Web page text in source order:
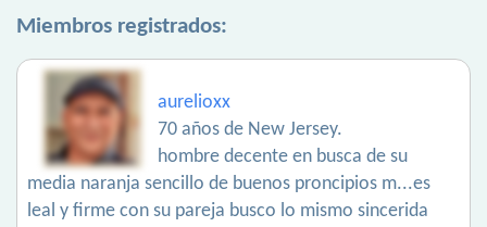
Miembros registrados:
aurelioxx
70 años de New Jersey.
hombre decente en busca de su
media naranja sencillo de buenos proncipios m...es
leal y firme con su pareja busco lo mismo sincerida